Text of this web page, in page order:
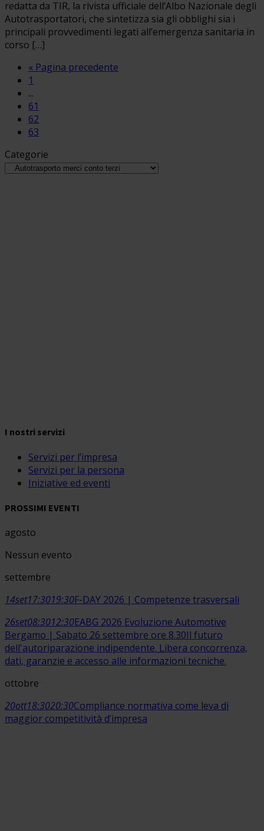
redatta da TIR, la rivista ufficiale dell’Albo Nazionale degli
Autotrasportatori, che sintetizza sia gli obblighi sia i
principali provvedimenti legati all’emergenza sanitaria in
corso […]
« Pagina precedente
1
...
61
62
63
Categorie
I nostri servizi
Servizi per l’impresa
Servizi per la persona
Iniziative ed eventi
PROSSIMI EVENTI
agosto
Nessun evento
settembre
14set17:3019:30F-DAY 2026 | Competenze trasversali
26set08:3012:30EABG 2026 Evoluzione Automotive
Bergamo | Sabato 26 settembre ore 8.30Il futuro
dell'autoriparazione indipendente. Libera concorrenza,
dati, garanzie e accesso alle informazioni tecniche.
ottobre
20ott18:3020:30Compliance normativa come leva di
maggior competitività d’impresa